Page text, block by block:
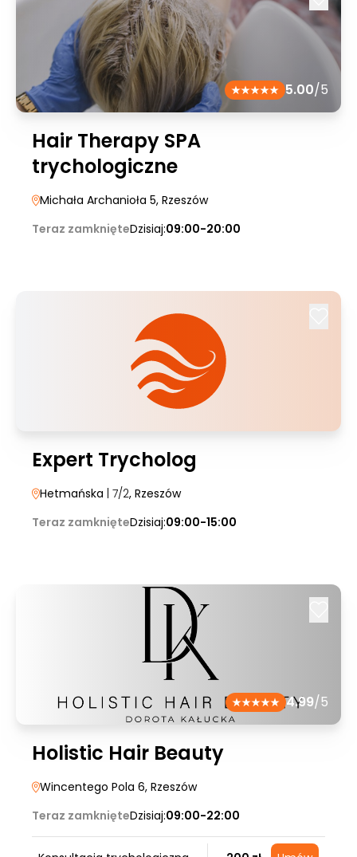
5.00/5
Hair Therapy SPA
trychologiczne
Michała Archanioła 5, Rzeszów
Teraz zamknięteDzisiaj:09:00-20:00
Expert Trycholog
Hetmańska | 7/2, Rzeszów
Teraz zamknięteDzisiaj:09:00-15:00
4.99/5
Holistic Hair Beauty
Wincentego Pola 6, Rzeszów
Teraz zamknięteDzisiaj:09:00-22:00